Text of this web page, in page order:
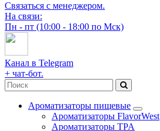
Связаться с менеджером.
На связи:
Пн - пт (10:00 - 18:00 по Мск)
Канал в Telegram
+ чат-бот.
Ароматизаторы пищевые
Ароматизаторы FlavorWest
Ароматизаторы TPA